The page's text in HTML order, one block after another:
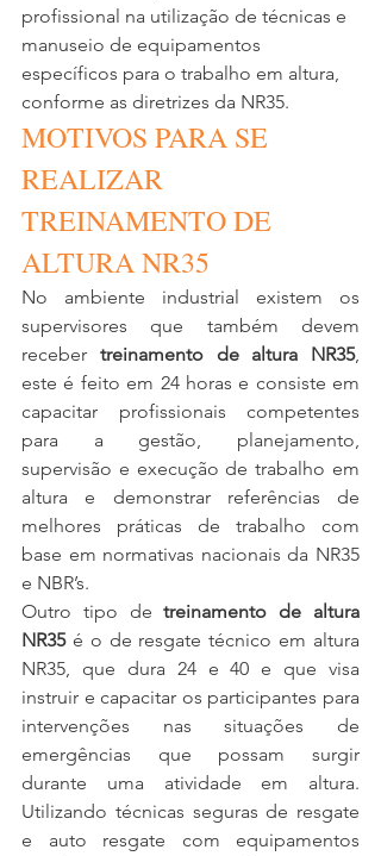
profissional na utilização de técnicas e
manuseio de equipamentos
específicos para o trabalho em altura,
conforme as diretrizes da NR35.
MOTIVOS PARA SE
REALIZAR
TREINAMENTO DE
ALTURA NR35
No ambiente industrial existem os
supervisores que também devem
receber treinamento de altura NR35,
este é feito em 24 horas e consiste em
capacitar profissionais competentes
para a gestão, planejamento,
supervisão e execução de trabalho em
altura e demonstrar referências de
melhores práticas de trabalho com
base em normativas nacionais da NR35
e NBR’s.
Outro tipo de treinamento de altura
NR35 é o de resgate técnico em altura
NR35, que dura 24 e 40 e que visa
instruir e capacitar os participantes para
intervenções nas situações de
emergências que possam surgir
durante uma atividade em altura.
Utilizando técnicas seguras de resgate
e auto resgate com equipamentos